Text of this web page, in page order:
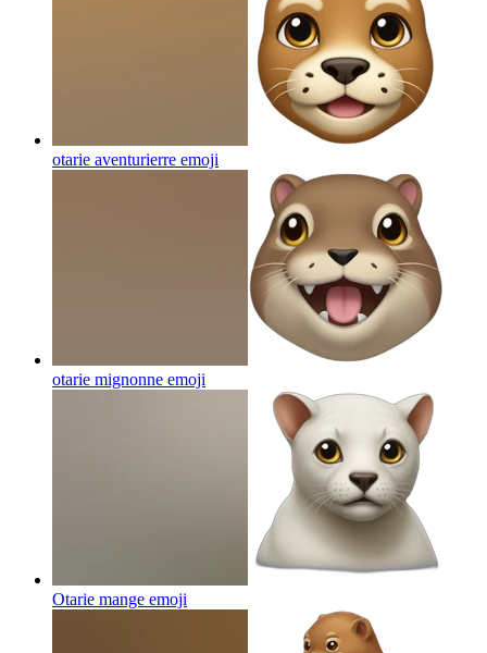
otarie aventurierre emoji
otarie mignonne emoji
Otarie mange emoji